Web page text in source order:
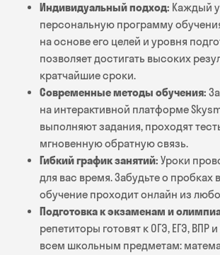
Индивидуальный подход: Каждый
персональную программу
на основе его целей и уровня
позволяет достигать высоких
кратчайшие сроки.
Современные методы обучения:
на интерактивной платформе
выполняют задания, проходят
мгновенную обратную связь.
Гибкий график занятий: Уроки
для вас время. Забудьте о
обучение проходит онлайн из
Подготовка к экзаменам и
репетиторы готовят к ОГЭ, ЕГЭ, ВПР
всем школьным предметам: